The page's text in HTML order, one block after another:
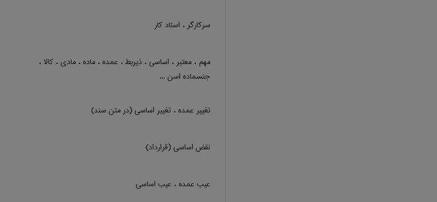
سرکارگر ، استاد کار
مهم ، معتبر ، اساسی ، ذیربط ، عمده ، ماده ، مادی ، کالا ،
جنسماده اسن ...
تغییر عمده ، تغییر اساسی (در متن سند)
نقض اساسی (قرارداد)
عیب عمده ، عیب اساسی